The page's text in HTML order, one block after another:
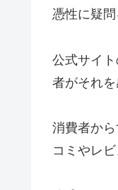
憑性に疑問
公式サイ
者がそれを
消費者か
コミやレ